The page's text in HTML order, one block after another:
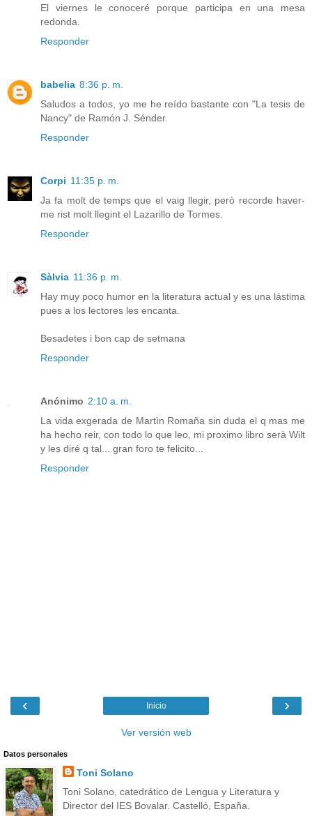
El viernes le conoceré porque participa en una mesa
redonda.
Responder
babelia 8:36 p. m.
Saludos a todos, yo me he reído bastante con "La tesis de
Nancy" de Ramón J. Sénder.
Responder
Corpi 11:35 p. m.
Ja fa molt de temps que el vaig llegir, però recorde haver-
me rist molt llegint el Lazarillo de Tormes.
Responder
Sàlvia 11:36 p. m.
Hay muy poco humor en la literatura actual y es una lástima
pues a los lectores les encanta.
Besadetes i bon cap de setmana
Responder
Anónimo 2:10 a. m.
La vida exgerada de Martìn Romaña sin duda el q mas me
ha hecho reir, con todo lo que leo, mi proximo libro serà Wilt
y les diré q tal... gran foro te felicito...
Responder
‹ ›
Inicio
Ver versión web
Datos personales
Toni Solano
Toni Solano, catedrático de Lengua y Literatura y
Director del IES Bovalar. Castelló, España.